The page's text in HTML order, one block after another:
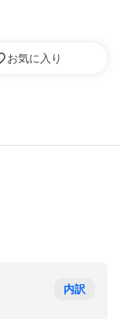
お気に入り
内訳